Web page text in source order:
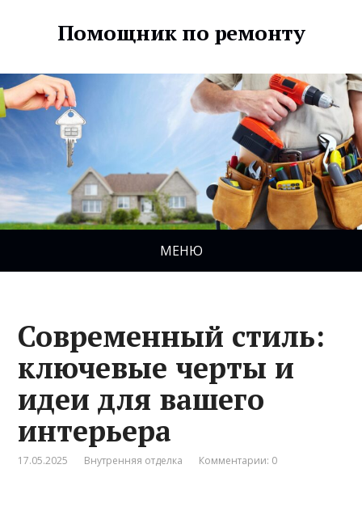
Помощник по ремонту
МЕНЮ
Современный стиль:
ключевые черты и
идеи для вашего
интерьера
17.05.2025 Внутренняя отделка Комментарии: 0